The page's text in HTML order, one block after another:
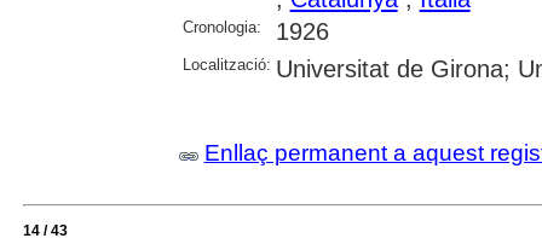
Cronologia: 1926
Localització: Universitat de Girona;
Enllaç permanent a aquest
14 / 43